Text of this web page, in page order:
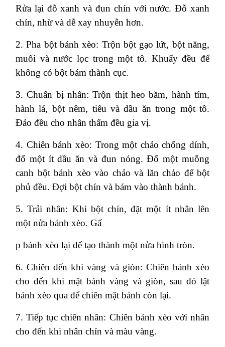
Rửa lại đỗ xanh và đun chín với nước. Đỗ xanh
chín, nhừ và dễ xay nhuyễn hơn.
2. Pha bột bánh xèo: Trộn bột gạo lứt, bột năng,
muối và nước lọc trong một tô. Khuấy đều để
không có bột bám thành cục.
3. Chuẩn bị nhân: Trộn thịt heo băm, hành tím,
hành lá, bột nêm, tiêu và dầu ăn trong một tô.
Đảo đều cho nhân thấm đều gia vị.
4. Chiên bánh xèo: Trong một chảo chống dính,
đổ một ít dầu ăn và đun nóng. Đổ một muỗng
canh bột bánh xèo vào chảo và lăn chảo để bột
phủ đều. Đợi bột chín và bám vào thành bánh.
5. Trải nhân: Khi bột chín, đặt một ít nhân lên
một nửa bánh xèo. Gấ
p bánh xèo lại để tạo thành một nửa hình tròn.
6. Chiên đến khi vàng và giòn: Chiên bánh xèo
cho đến khi mặt bánh vàng và giòn, sau đó lật
bánh xèo qua để chiên mặt bánh còn lại.
7. Tiếp tục chiên nhân: Chiên bánh xèo với nhân
cho đến khi nhân chín và màu vàng.